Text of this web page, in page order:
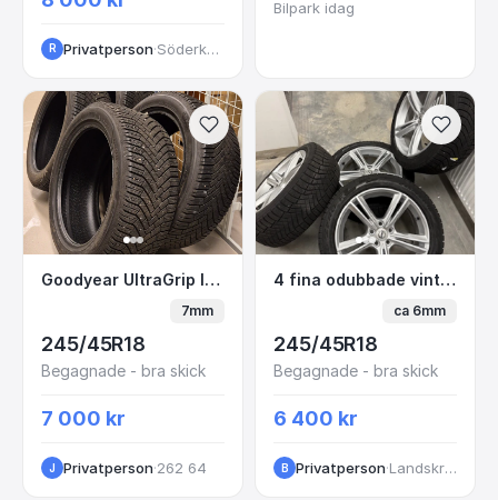
R Privatperson· Söderköping
Bilpark idag
Goodyear UltraGrip Ice 3 - Vinterdäck
Goodyear UltraGrip Ice 3 - Vinterdäck
7mm
245/45R18
Begagnade - bra skick
7 000 kr
J Privatperson·262 64
4 fina odubbade4 fina odubbade vinterdäck på fälg.
ca 6mm
245/45R18
Begagnade - bra skick
6 400 kr
B Privatperson· Landskrona